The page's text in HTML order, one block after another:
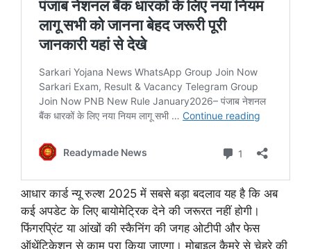
आधार कार्ड न्यू रुल्श 2025 में सबसे बड़ा बदलाव यह है कि अब
कई अपडेट के लिए बायोमेट्रिक देने की जरूरत नहीं होगी।
फिंगरप्रिंट या आंखों की स्कैनिंग की जगह ओटीपी और फेस
ऑथेंटिकेशन से काम पूरा किया जाएगा। मोबाइल कैमरे से चेहरे की